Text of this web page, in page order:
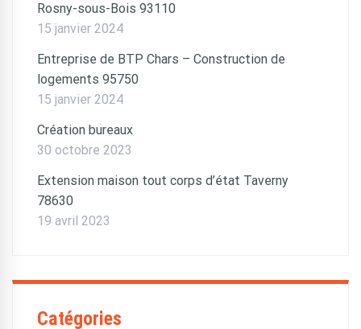
Rosny-sous-Bois 93110
15 janvier 2024
Entreprise de BTP Chars – Construction de
logements 95750
15 janvier 2024
Création bureaux
30 octobre 2023
Extension maison tout corps d’état Taverny
78630
19 avril 2023
Catégories